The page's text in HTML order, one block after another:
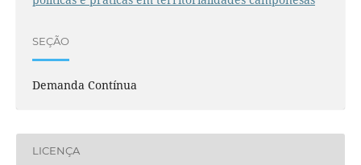
SEÇÃO
Demanda Contínua
LICENÇA